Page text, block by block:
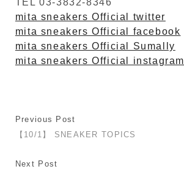
mita sneakers Official twitter
mita sneakers Official facebook
mita sneakers Official Sumally
mita sneakers Official instagram
Previous Post
【10/1】 SNEAKER TOPICS
Next Post